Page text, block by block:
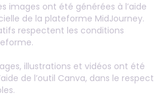
images ont été générées à l’aide
de la plateforme MidJourney.
respectent les conditions
illustrations et vidéos ont été
de l’outil Canva, dans le respect